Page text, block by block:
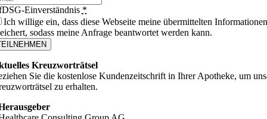
Einverständnis *
Ich willige ein, dass diese Webseite meine übermittelten Informationen
sodass meine Anfrage beantwortet werden kann.
Kreuzworträtsel
Sie die kostenlose Kundenzeitschrift in Ihrer Apotheke, um
zu erhalten.